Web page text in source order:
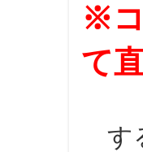
※
て
（
す